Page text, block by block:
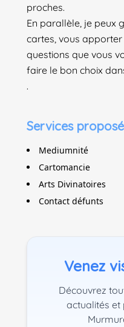
proches.
En parallèle, je peux
cartes, vous
questions que vous
faire le bon choix
.
Services
Mediumnité
Cartomancie
Arts Divinatoires
Contact défunts
Venez
Découvrez
actualités et